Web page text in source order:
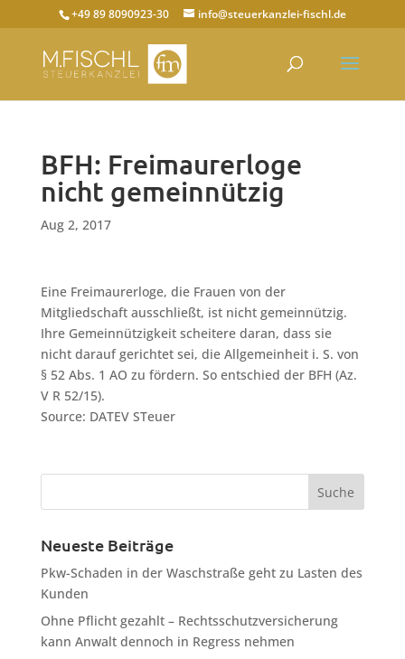
+49 89 8090923-30 info@steuerkanzlei-fischl.de
BFH: Freimaurerloge
nicht gemeinnützig
Aug 2, 2017
Eine Freimaurerloge, die Frauen von der
Mitgliedschaft ausschließt, ist nicht gemeinnützig.
Ihre Gemeinnützigkeit scheitere daran, dass sie
nicht darauf gerichtet sei, die Allgemeinheit i. S. von
§ 52 Abs. 1 AO zu fördern. So entschied der BFH (Az.
V R 52/15).
Source: DATEV STeuer
Neueste Beiträge
Pkw-Schaden in der Waschstraße geht zu Lasten des
Kunden
Ohne Pflicht gezahlt – Rechtsschutzversicherung
kann Anwalt dennoch in Regress nehmen